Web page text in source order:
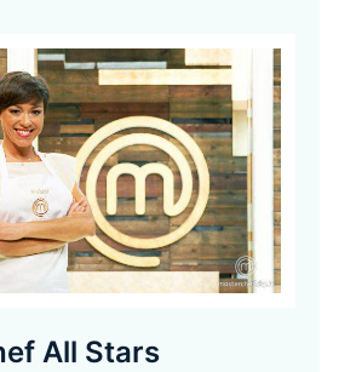
All Stars